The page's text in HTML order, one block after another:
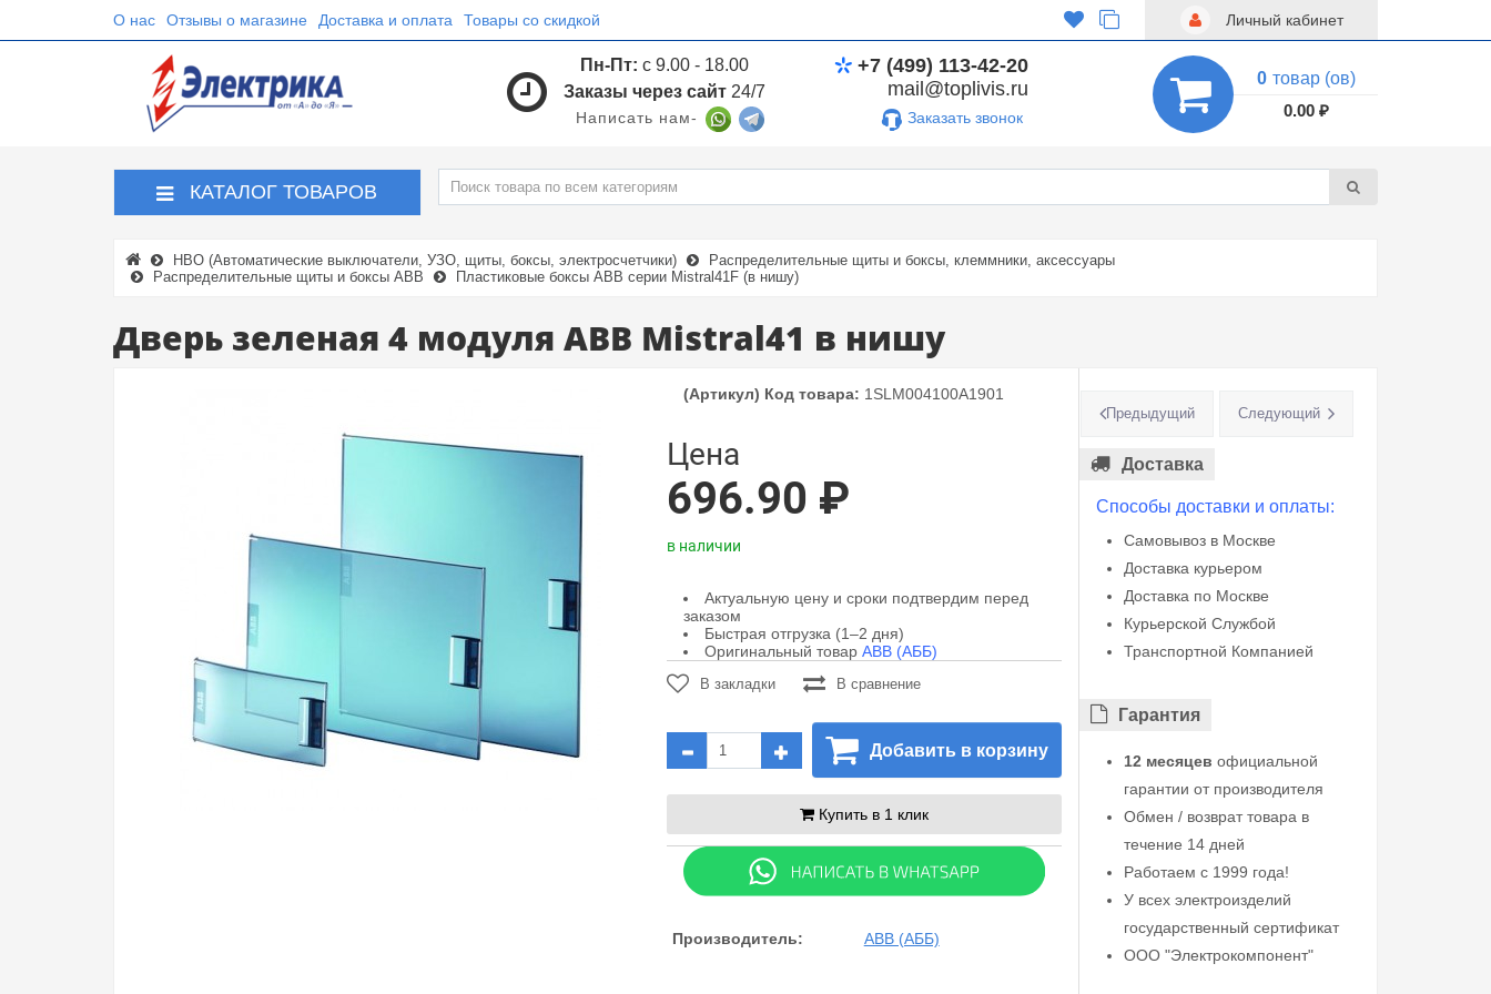
О нас Отзывы о магазине Доставка и оплата Товары со скидкой Личный кабинет
Пн-Пт: с 9.00 - 18.00
Заказы через сайт 24/7
Написать нам-
+7 (499) 113-42-20
mail@toplivis.ru
Заказать звонок
0 товар (ов)
0.00 ₽
КАТАЛОГ ТОВАРОВ
НВО (Автоматические выключатели, УЗО, щиты, боксы, электросчетчики)
Распределительные щиты и боксы, клеммники, аксессуары
Распределительные щиты и боксы ABB
Пластиковые боксы ABB серии Mistral41F (в нишу)
Дверь зеленая 4 модуля ABB Mistral41 в нишу
(Артикул) Код товара: 1SLM004100A1901
Цена
696.90 ₽
в наличии
Актуальную цену и сроки подтвердим перед
заказом
Быстрая отгрузка (1–2 дня)
Оригинальный товар ABB (АББ)
В закладки В сравнение
Добавить в корзину
Купить в 1 клик
Производитель: ABB (АББ)
Предыдущий Следующий
Доставка
Способы доставки и оплаты:
Самовывоз в Москве
Доставка курьером
Доставка по Москве
Курьерской Службой
Транспортной Компанией
Гарантия
12 месяцев официальной
гарантии от производителя
Обмен / возврат товара в
течение 14 дней
Работаем с 1999 года!
У всех электроизделий
государственный сертификат
ООО "Электрокомпонент"